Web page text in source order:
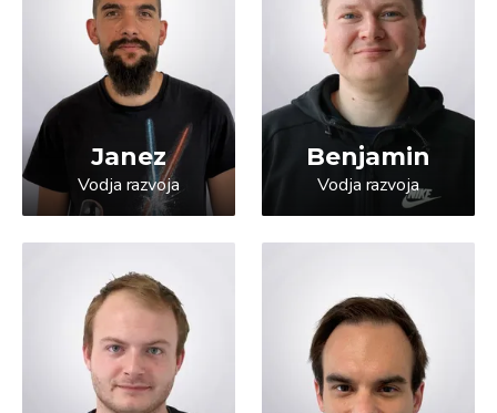
Janez
Vodja razvoja
Benjamin
Vodja razvoja